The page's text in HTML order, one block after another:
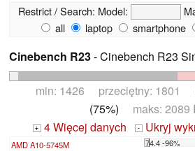
Restrict / Search: Model:
all
laptop smartphone
Cinebench R23- Cinebench R23
min: 1426 przeciętny: 1801
(75%) maks: 2089
+ 4 Więcej danych - Ukryj
AMD A10-5745M 74.4 -96%